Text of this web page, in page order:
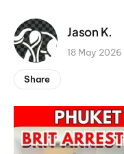
Jason K.
18 May 2026
Share